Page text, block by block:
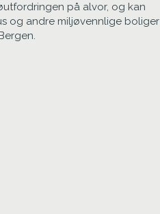
på alvor, og kan
og andre miljøvennlige boliger